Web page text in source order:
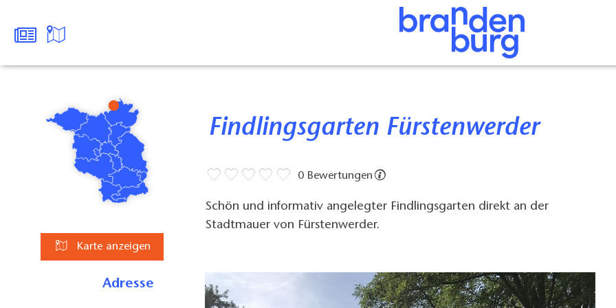
Karte anzeigen
Adresse
Findlingsgarten Fürstenwerder
0 Bewertungen
Schön und informativ angelegter Findlingsgarten direkt an der
Stadtmauer von Fürstenwerder.